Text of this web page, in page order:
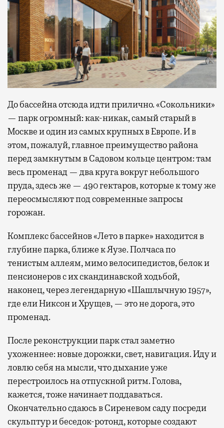
До бассейна отсюда идти прилично. «Сокольники»
— парк огромный: как-никак, самый старый в
Москве и один из самых крупных в Европе. И в
этом, пожалуй, главное преимущество района
перед замкнутым в Садовом кольце центром: там
весь променад — два круга вокруг небольшого
пруда, здесь же — 490 гектаров, которые к тому же
переосмысляют под современные запросы
горожан.
Комплекс бассейнов «Лето в парке» находится в
глубине парка, ближе к Яузе. Полчаса по
тенистым аллеям, мимо велосипедистов, белок и
пенсионеров с их скандинавской ходьбой,
наконец, через легендарную «Шашлычную 1957»,
где ели Никсон и Хрущев, — это не дорога, это
променад.
После реконструкции парк стал заметно
ухоженнее: новые дорожки, свет, навигация. Иду и
ловлю себя на мысли, что дыхание уже
перестроилось на отпускной ритм. Голова,
кажется, тоже начинает поддаваться.
Окончательно сдаюсь в Сиреневом саду посреди
скульптур и беседок-ротонд, которые создают